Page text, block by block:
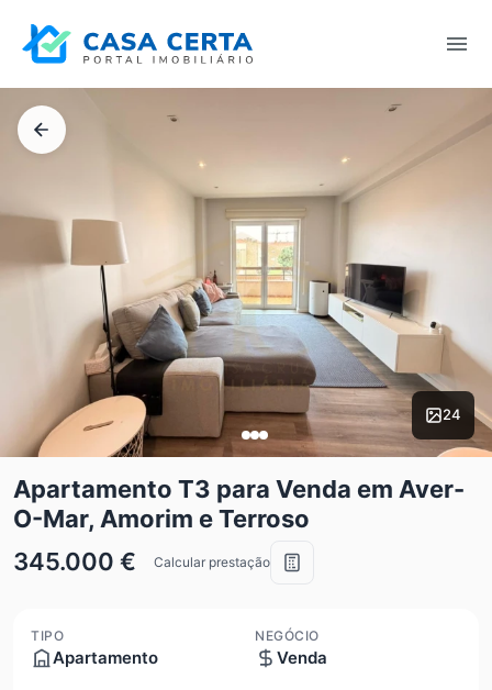
24
Apartamento T3 para Venda em Aver-
O-Mar, Amorim e Terroso
345.000 €
Calcular prestação
TIPO
Apartamento
NEGÓCIO
Venda